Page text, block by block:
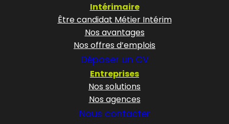
Intérimaire
Être candidat Métier Intérim
Nos avantages
Nos offres d’emplois
Déposer un CV
Entreprises
Nos solutions
Nos agences
Nous contacter